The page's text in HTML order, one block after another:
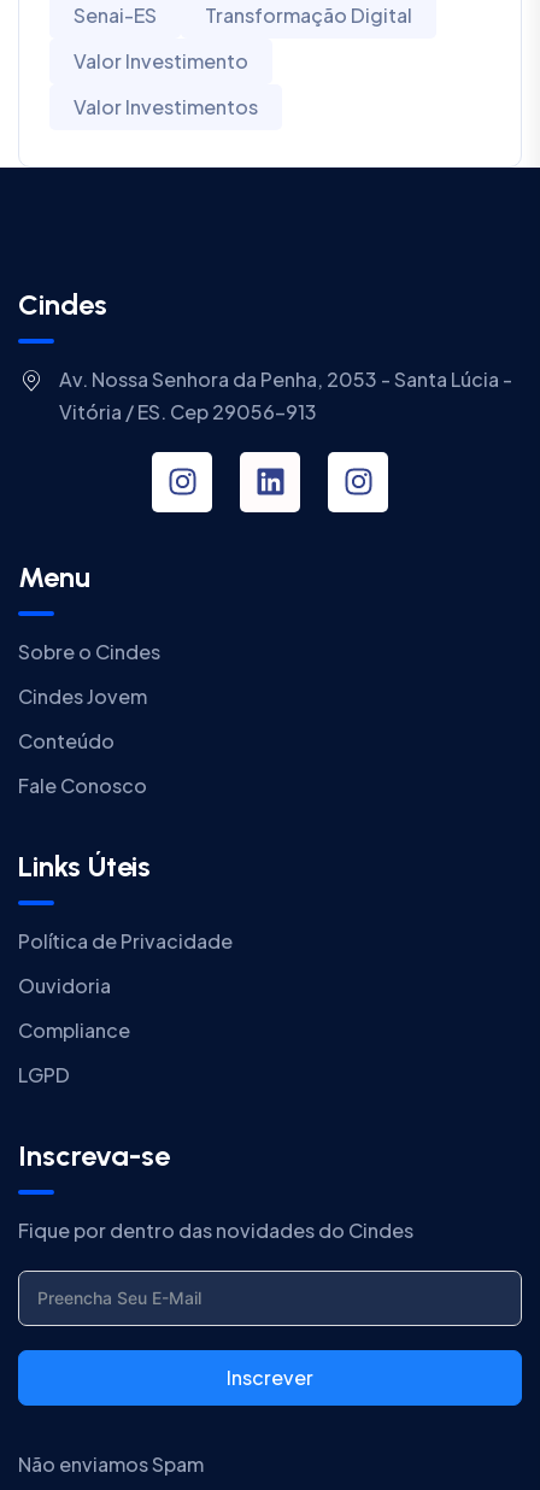
Senai-ES
Transformação Digital
Valor Investimento
Valor Investimentos
Cindes
Av. Nossa Senhora da Penha, 2053 - Santa Lúcia -
Vitória / ES. Cep 29056-913
Menu
Sobre o Cindes
Cindes Jovem
Conteúdo
Fale Conosco
Links Úteis
Política de Privacidade
Ouvidoria
Compliance
LGPD
Inscreva-se
Fique por dentro das novidades do Cindes
Inscrever
Não enviamos Spam